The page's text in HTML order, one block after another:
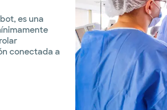
es una
conectada a